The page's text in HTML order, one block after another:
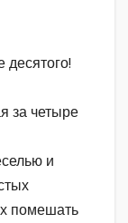
десятого!
за четыре
и
помешать